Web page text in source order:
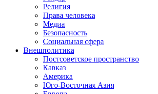
Религия
Права человека
Медиа
Безопасность
Социальная сфера
Внешполитика
Постсоветское пространство
Кавказ
Америка
Юго-Восточная Азия